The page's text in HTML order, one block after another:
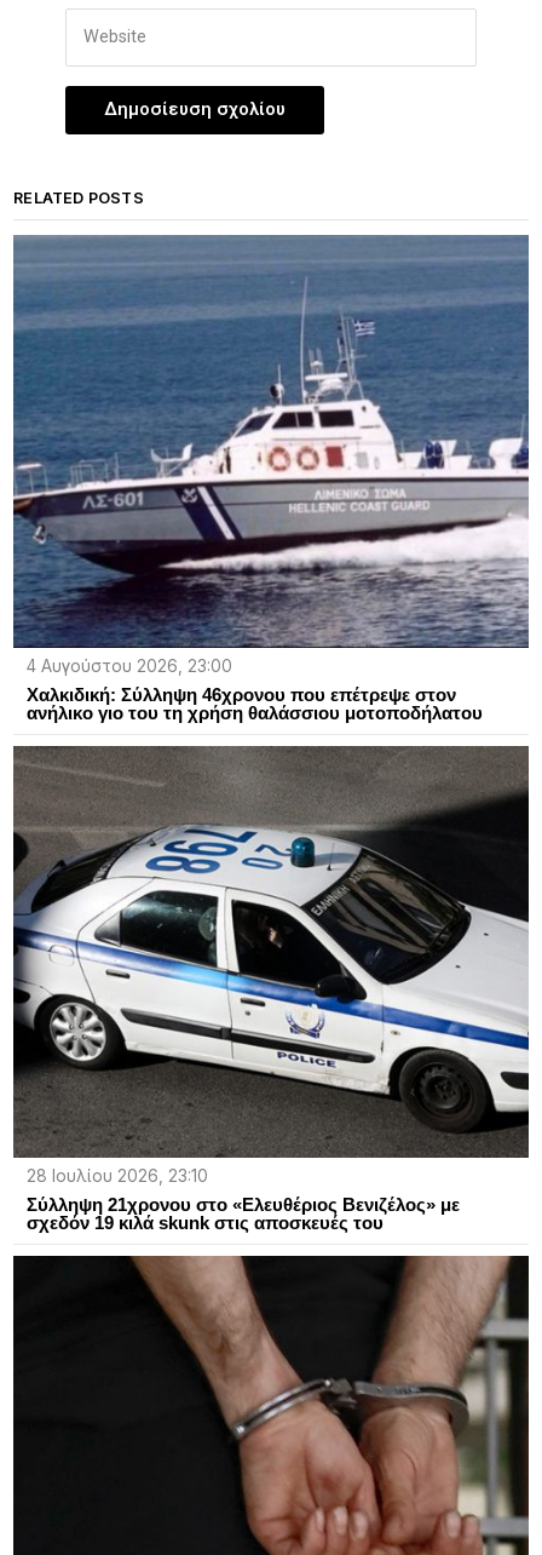
RELATED POSTS
4 Αυγούστου 2026, 23:00
Χαλκιδική: Σύλληψη 46χρονου που επέτρεψε στον
ανήλικο γιο του τη χρήση θαλάσσιου μοτοποδήλατου
28 Ιουλίου 2026, 23:10
Σύλληψη 21χρονου στο «Ελευθέριος Βενιζέλος» με
σχεδόν 19 κιλά skunk στις αποσκευές του